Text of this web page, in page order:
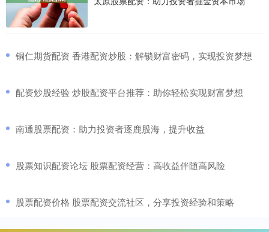
​铜仁期货配资 香港配资炒股：解锁财富密码，实现投资梦想
​配资炒股经验 炒股配资平台推荐：助你轻松实现财富梦想
​南通股票配资：助力投资者逐鹿股海，提升收益
​股票知识配资论坛 股票配资经营：高收益伴随高风险
​股票配资价格 股票配资交流社区，分享投资经验和策略